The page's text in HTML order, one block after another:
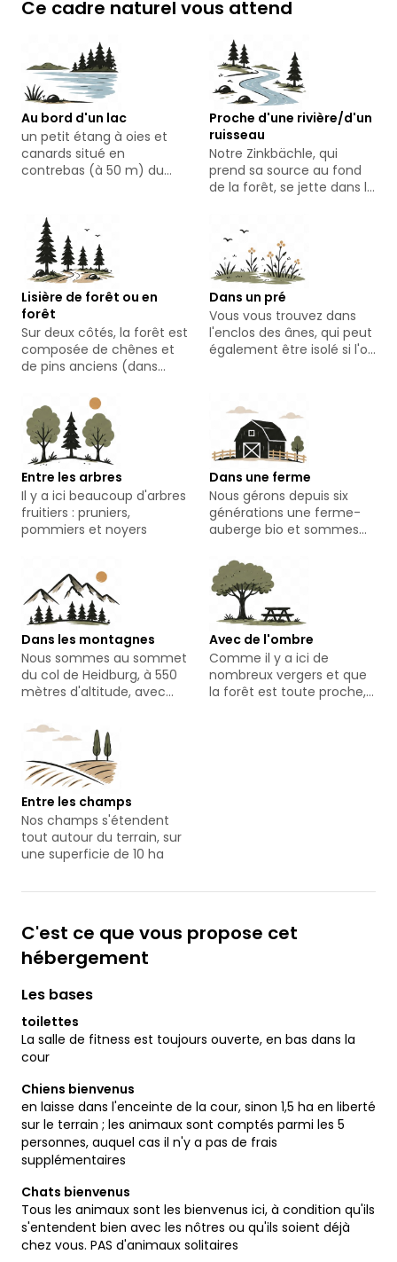
Ce cadre naturel vous attend
Au bord d'un lac
un petit étang à oies et
canards situé en
contrebas (à 50 m) du
Proche d'une rivière/d'un
ruisseau
Notre Zinkbächle, qui
prend sa source au fond
de la forêt, se jette dans le
Lisière de forêt ou en
forêt
Sur deux côtés, la forêt est
composée de chênes et
de pins anciens (dans
vieux chêne de la cour,
âgé d'environ 200 ans).
Dans un pré
Vous vous trouvez dans
l'enclos des ânes, qui peut
également être isolé si l'on
Entre les arbres
Il y a ici beaucoup d'arbres
fruitiers : pruniers,
pommiers et noyers
Dans une ferme
Nous gérons depuis six
générations une ferme-
auberge bio et sommes
pouvez bien sûr faire des
grillades, rôtir ou manger
ce que vous voulez)
Dans les montagnes
Nous sommes au sommet
du col de Heidburg, à 550
mètres d'altitude, avec
Kandel et le Rohardsberg.
Avec de l'ombre
Comme il y a ici de
nombreux vergers et que
la forêt est toute proche,
Entre les champs
Nos champs s'étendent
tout autour du terrain, sur
une superficie de 10 ha
C'est ce que vous propose cet
hébergement
Les bases
toilettes
La salle de fitness est toujours ouverte, en bas dans la
cour
Chiens bienvenus
en laisse dans l'enceinte de la cour, sinon 1,5 ha en liberté
sur le terrain ; les animaux sont comptés parmi les 5
personnes, auquel cas il n'y a pas de frais
supplémentaires
Chats bienvenus
Tous les animaux sont les bienvenus ici, à condition qu'ils
s'entendent bien avec les nôtres ou qu'ils soient déjà
chez vous. PAS d'animaux solitaires